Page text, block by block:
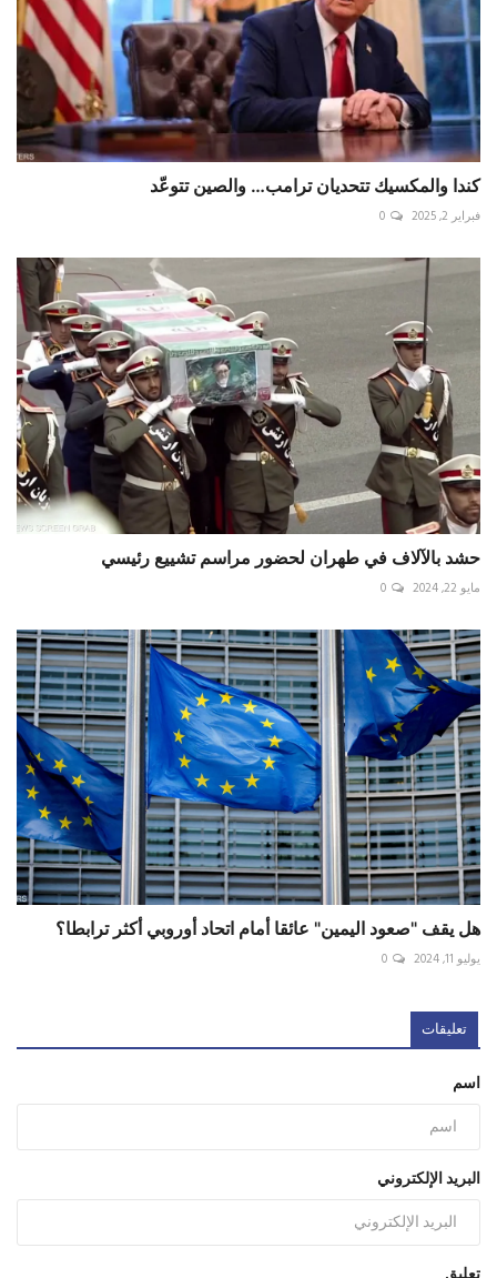
كندا والمكسيك تتحديان ترامب… والصين تتوعّد
فبراير 2, 2025 0
حشد بالآلاف في طهران لحضور مراسم تشييع رئيسي
مايو 22, 2024 0
هل يقف "صعود اليمين" عائقا أمام اتحاد أوروبي أكثر ترابطا؟
يوليو 11, 2024 0
تعليقات
اسم
البريد الإلكتروني